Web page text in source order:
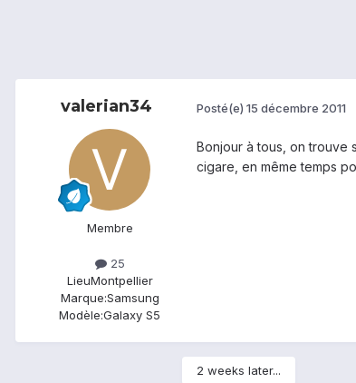
valerian34
Membre
25
LieuMontpellier
Marque:Samsung
Modèle:Galaxy S5
Posté(e) 15 décembre 2011
Bonjour à tous, on trouve
cigare, en même temps
2 weeks later...